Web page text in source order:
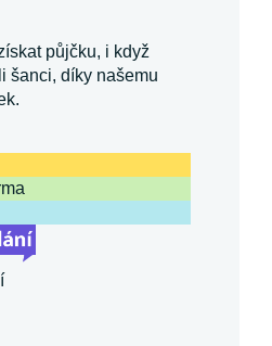
půjčku, i když
šanci, díky našemu